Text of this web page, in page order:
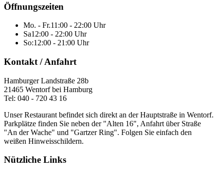
Öffnungszeiten
Mo. - Fr.11:00 - 22:00 Uhr
Sa12:00 - 22:00 Uhr
So:12:00 - 21:00 Uhr
Kontakt / Anfahrt
Hamburger Landstraße 28b
21465 Wentorf bei Hamburg
Tel: 040 - 720 43 16
Unser Restaurant befindet sich direkt an der Hauptstraße in Wentorf.
Parkplätze finden Sie neben der "Alten 16", Anfahrt über Straße
"An der Wache" und "Gartzer Ring". Folgen Sie einfach den
weißen Hinweisschildern.
Nützliche Links